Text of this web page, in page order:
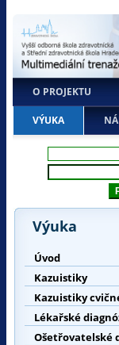
O PROJEKTU
VÝUKA
Výuka
Úvod
Kazuistiky
Kazuistiky
Lékařské
Ošetřovatelské